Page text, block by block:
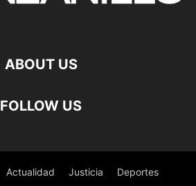
ABOUT US
FOLLOW US
Actualidad Justicia Deportes